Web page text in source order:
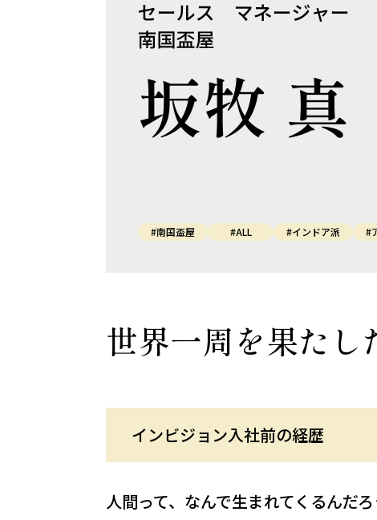
#南国盃屋 #ALL #インドア派 #
世界一周を果た
インビジョン入社前の経歴
人間って、なんで生まれてくるんだろ